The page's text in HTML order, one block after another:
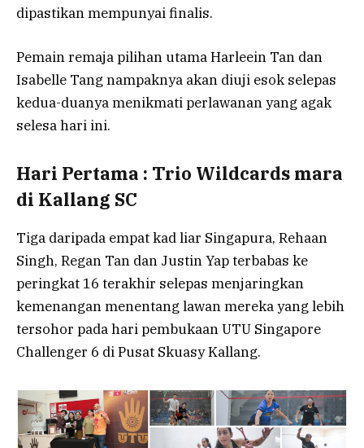
dipastikan mempunyai finalis.
Pemain remaja pilihan utama Harleein Tan dan
Isabelle Tang nampaknya akan diuji esok selepas
kedua-duanya menikmati perlawanan yang agak
selesa hari ini.
Hari Pertama : Trio Wildcards mara
di Kallang SC
Tiga daripada empat kad liar Singapura, Rehaan
Singh, Regan Tan dan Justin Yap terbabas ke
peringkat 16 terakhir selepas menjaringkan
kemenangan menentang lawan mereka yang lebih
tersohor pada hari pembukaan UTU Singapore
Challenger 6 di Pusat Skuasy Kallang.